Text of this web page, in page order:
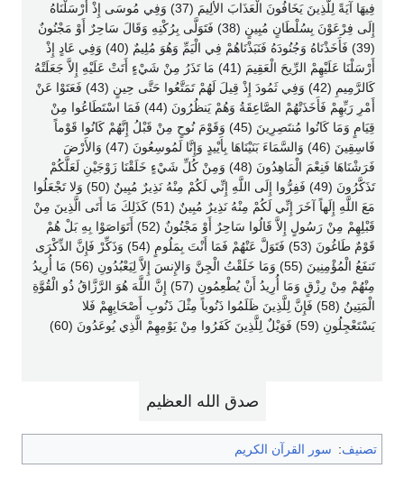
فِيهَا آيَةً لِلَّذِينَ يَخَافُونَ الْعَذَابَ الأَلِيمَ (37) وَفِي مُوسَى إِذْ أَرْسَلْنَاهُ
إِلَى فِرْعَوْنَ بِسُلْطَانٍ مُبِينٍ (38) فَتَوَلَّى بِرُكْنِهِ وَقَالَ سَاحِرٌ أَوْ مَجْنُونٌ
(39) فَأَخَذْنَاهُ وَجُنُودَهُ فَنَبَذْنَاهُمْ فِي الْيَمِّ وَهُوَ مُلِيمٌ (40) وَفِي عَادٍ إِذْ
أَرْسَلْنَا عَلَيْهِمْ الرِّيحَ الْعَقِيمَ (41) مَا تَذَرُ مِنْ شَيْءٍ أَتَتْ عَلَيْهِ إِلاَّ جَعَلَتْهُ
كَالرَّمِيمِ (42) وَفِي ثَمُودَ إِذْ قِيلَ لَهُمْ تَمَتَّعُوا حَتَّى حِينٍ (43) فَعَتَوْا عَنْ
أَمْرِ رَبِّهِمْ فَأَخَذَتْهُمْ الصَّاعِقَةُ وَهُمْ يَنظُرُونَ (44) فَمَا اسْتَطَاعُوا مِنْ
قِيَامٍ وَمَا كَانُوا مُنتَصِرِينَ (45) وَقَوْمَ نُوحٍ مِنْ قَبْلُ إِنَّهُمْ كَانُوا قَوْماً
فَاسِقِينَ (46) وَالسَّمَاءَ بَنَيْنَاهَا بِأَيْيدٍ وَإِنَّا لَمُوسِعُونَ (47) وَالأَرْضَ
فَرَشْنَاهَا فَنِعْمَ الْمَاهِدُونَ (48) وَمِنْ كُلِّ شَيْءٍ خَلَقْنَا زَوْجَيْنِ لَعَلَّكُمْ
تَذَكَّرُونَ (49) فَفِرُّوا إِلَى اللَّهِ إِنِّي لَكُمْ مِنْهُ نَذِيرٌ مُبِينٌ (50) وَلا تَجْعَلُوا
مَعَ اللَّهِ إِلَهاً آخَرَ إِنِّي لَكُمْ مِنْهُ نَذِيرٌ مُبِينٌ (51) كَذَلِكَ مَا أَتَى الَّذِينَ مِنْ
قَبْلِهِمْ مِنْ رَسُولٍ إِلاَّ قَالُوا سَاحِرٌ أَوْ مَجْنُونٌ (52) أَتَوَاصَوْا بِهِ بَلْ هُمْ
قَوْمٌ طَاغُونَ (53) فَتَوَلَّ عَنْهُمْ فَمَا أَنْتَ بِمَلُومٍ (54) وَذَكِّرْ فَإِنَّ الذِّكْرَى
تَنفَعُ الْمُؤْمِنِينَ (55) وَمَا خَلَقْتُ الْجِنَّ وَالإِنسَ إِلاَّ لِيَعْبُدُونِ (56) مَا أُرِيدُ
مِنْهُمْ مِنْ رِزْقٍ وَمَا أُرِيدُ أَنْ يُطْعِمُونِ (57) إِنَّ اللَّهَ هُوَ الرَّزَّاقُ ذُو الْقُوَّةِ
الْمَتِينُ (58) فَإِنَّ لِلَّذِينَ ظَلَمُوا ذَنُوباً مِثْلَ ذَنُوبِ أَصْحَابِهِمْ فَلا
يَسْتَعْجِلُونِ (59) فَوَيْلٌ لِلَّذِينَ كَفَرُوا مِنْ يَوْمِهِمْ الَّذِي يُوعَدُونَ (60)
صدق الله العظيم
تصنيف: سور القرآن الكريم